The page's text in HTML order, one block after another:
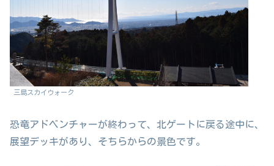
三島スカイウォーク
恐竜アドベンチャーが終わって、北ゲートに戻る途中に、
展望デッキがあり、そちらからの景色です。